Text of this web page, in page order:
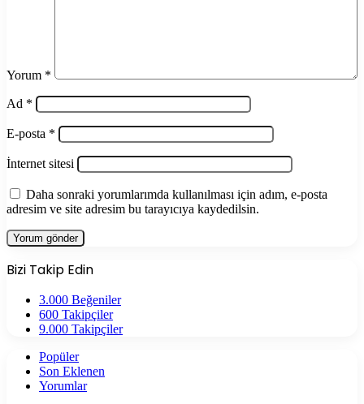
Yorum *
Ad *
E-posta *
İnternet sitesi
Daha sonraki yorumlarımda kullanılması için adım, e-posta
adresim ve site adresim bu tarayıcıya kaydedilsin.
Bizi Takip Edin
3.000 Beğeniler
600 Takipçiler
9.000 Takipçiler
Popüler
Son Eklenen
Yorumlar